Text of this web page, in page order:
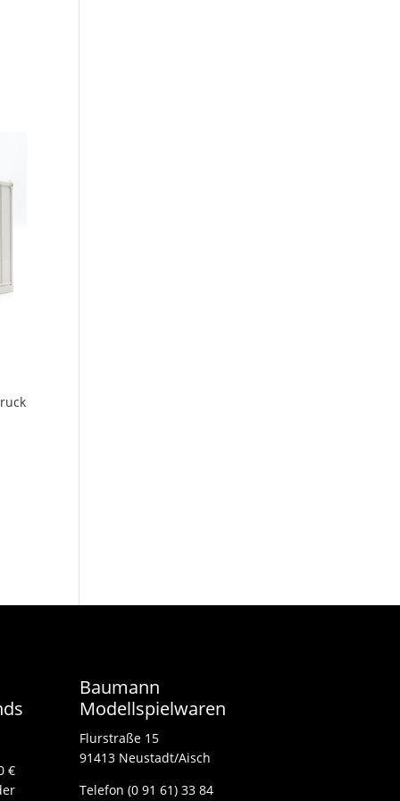
€
Baumann
Modellspielwaren
Flurstraße 15
91413 Neustadt/Aisch
Telefon (0 91 61) 33 84